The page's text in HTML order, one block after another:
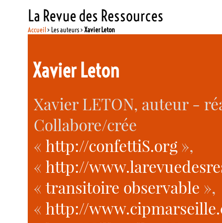
La Revue des Ressources
Accueil> Les auteurs >Xavier Leton
Xavier Leton
Xavier LETON, auteur -
Collabore/crée
« http://confettiS.org»,
« http://
« transitoire observable »,
« http://